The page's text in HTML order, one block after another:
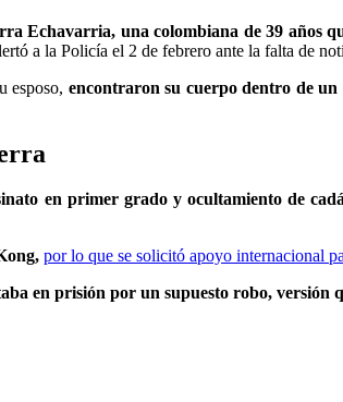
Echavarria, una colombiana de 39 años
a la Policía el 2 de febrero ante la falta de
esposo, encontraron su cuerpo dentro de un
en primer grado y ocultamiento de
por lo que se solicitó apoyo internacional
en prisión por un supuesto robo, versión